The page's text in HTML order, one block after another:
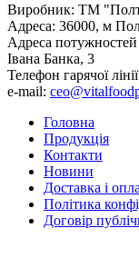
Виробник: ТМ
Адреса: 36000, м
Адреса
Івана Банка, 3
Телефон гарячої
e-mail:
Головна
Продукція
Контакти
Новини
Доставка і
Політика
Договір